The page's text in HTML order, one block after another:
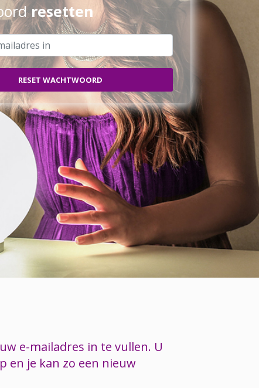
resetten
e-mailadres in te vullen. U
en je kan zo een nieuw